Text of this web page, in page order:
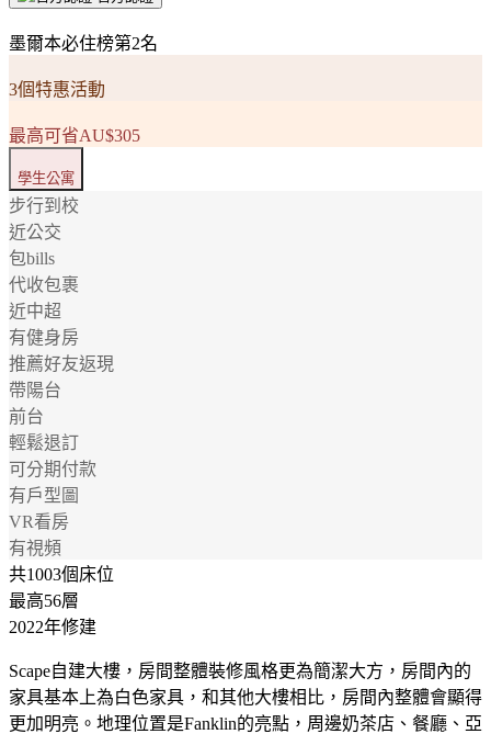
墨爾本必住榜第2名
3個特惠活動
最高可省AU$305
學生公寓
步行到校
近公交
包bills
代收包裹
近中超
有健身房
推薦好友返現
帶陽台
前台
輕鬆退訂
可分期付款
有戶型圖
VR看房
有視頻
共1003個床位
最高56層
2022年修建
Scape自建大樓，房間整體裝修風格更為簡潔大方，房間內的
家具基本上為白色家具，和其他大樓相比，房間內整體會顯得
更加明亮。地理位置是Fanklin的亮點，周邊奶茶店、餐廳、亞